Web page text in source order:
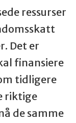
ressurser
Det er
finansiere
tidligere
riktige
de samme